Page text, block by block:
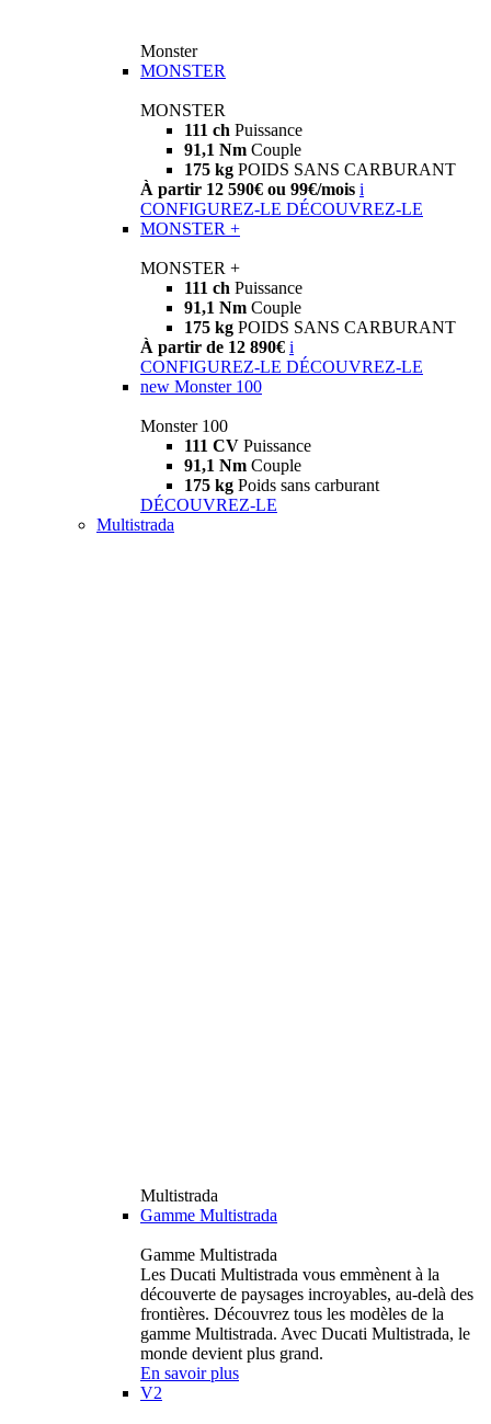
Monster
MONSTER
MONSTER
111 ch Puissance
91,1 Nm Couple
175 kg POIDS SANS CARBURANT
À partir 12 590€ ou 99€/mois i
CONFIGUREZ-LE DÉCOUVREZ-LE
MONSTER +
MONSTER +
111 ch Puissance
91,1 Nm Couple
175 kg POIDS SANS CARBURANT
À partir de 12 890€ i
CONFIGUREZ-LE DÉCOUVREZ-LE
new Monster 100
Monster 100
111 CV Puissance
91,1 Nm Couple
175 kg Poids sans carburant
DÉCOUVREZ-LE
Multistrada
Multistrada
Gamme Multistrada
Gamme Multistrada
Les Ducati Multistrada vous emmènent à la
découverte de paysages incroyables, au-delà des
frontières. Découvrez tous les modèles de la
gamme Multistrada. Avec Ducati Multistrada, le
monde devient plus grand.
En savoir plus
V2